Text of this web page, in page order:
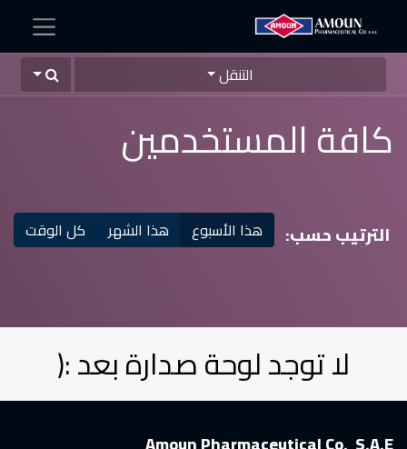
التنقل
كافة المستخدمين
الترتيب حسب: هذا الأسبوع هذا الشهر كل الوقت
لا توجد لوحة صدارة بعد :(